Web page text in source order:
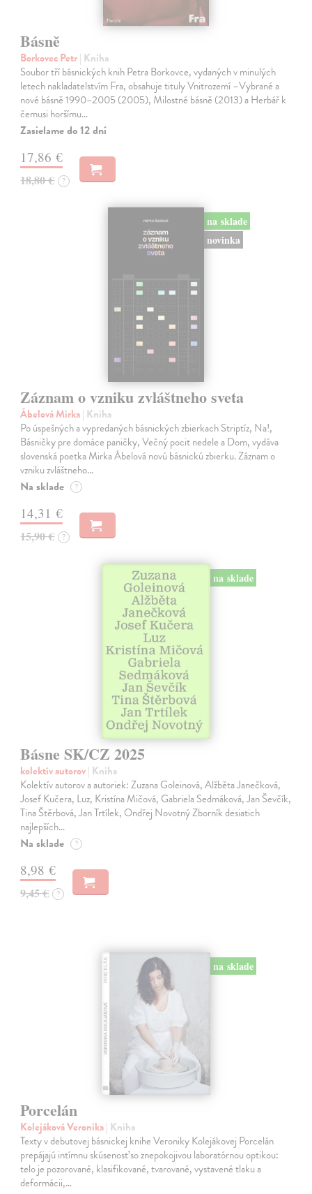
Básně
Borkovec Petr| Kniha
Soubor tří básnických knih Petra Borkovce, vydaných v minulých
letech nakladatelstvím Fra, obsahuje tituly Vnitrozemí –Vybrané a
nové básně 1990–2005 (2005), Milostné básně (2013) a Herbář k
čemusi horšímu…
Zasielame do 12 dní
17,86 €
18,80 € ?
na sklade
novinka
Záznam o vzniku zvláštneho sveta
Ábelová Mirka| Kniha
Po úspešných a vypredaných básnických zbierkach Striptíz, Na!,
Básničky pre domáce paničky, Večný pocit nedele a Dom, vydáva
slovenská poetka Mirka Ábelová novú básnickú zbierku. Záznam o
vzniku zvláštneho…
Na sklade ?
14,31 €
15,90 € ?
na sklade
Básne SK/CZ 2025
kolektív autorov| Kniha
Kolektív autorov a autoriek: Zuzana Goleinová, Alžběta Janečková,
Josef Kučera, Luz, Kristína Mičová, Gabriela Sedmáková, Jan Ševčík,
Tina Štěrbová, Jan Trtílek, Ondřej Novotný Zborník desiatich
najlepších…
Na sklade ?
8,98 €
9,45 € ?
na sklade
Porcelán
Kolejáková Veronika| Kniha
Texty v debutovej básnickej knihe Veroniky Kolejákovej Porcelán
prepájajú intímnu skúsenosť so znepokojivou laboratórnou optikou:
telo je pozorované, klasifikované, tvarované, vystavené tlaku a
deformácii,…